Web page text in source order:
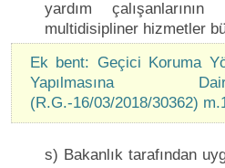
yardım
multidisipliner hizmetler
Ek bent: Geçici Koruma
Yapılmasına
(R.G.-16/03/2018/30362)
s) Bakanlık tarafından